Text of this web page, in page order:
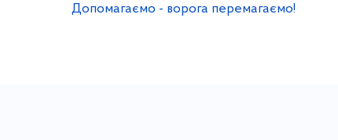
Допомагаємо - ворога перемагаємо!